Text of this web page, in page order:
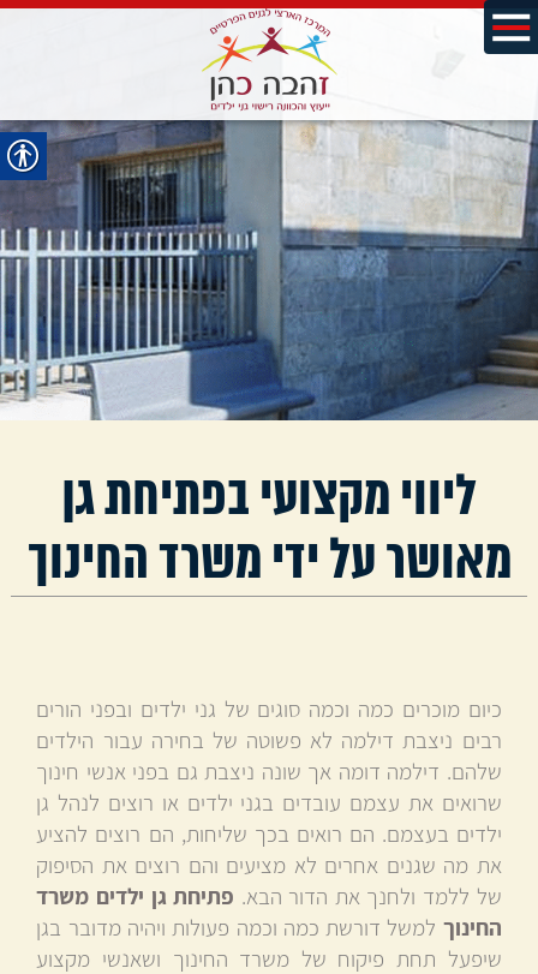
ליווי מקצועי בפתיחת גן
מאושר על ידי משרד החינוך
כיום מוכרים כמה וכמה סוגים של גני ילדים ובפני הורים
רבים ניצבת דילמה לא פשוטה של בחירה עבור הילדים
שלהם. דילמה דומה אך שונה ניצבת גם בפני אנשי חינוך
שרואים את עצמם עובדים בגני ילדים או רוצים לנהל גן
ילדים בעצמם. הם רואים בכך שליחות, הם רוצים להציע
את מה שגנים אחרים לא מציעים והם רוצים את הסיפוק
של ללמד ולחנך את הדור הבא. פתיחת גן ילדים משרד
החינוך למשל דורשת כמה וכמה פעולות ויהיה מדובר בגן
שיפעל תחת פיקוח של משרד החינוך ושאנשי מקצוע